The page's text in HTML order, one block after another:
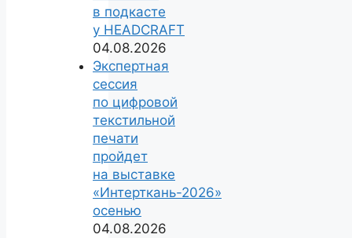
в подкасте
у HEADCRAFT
04.08.2026
Экспертная
сессия
по цифровой
текстильной
печати
пройдет
на выставке
«Интерткань-2026»
осенью
04.08.2026